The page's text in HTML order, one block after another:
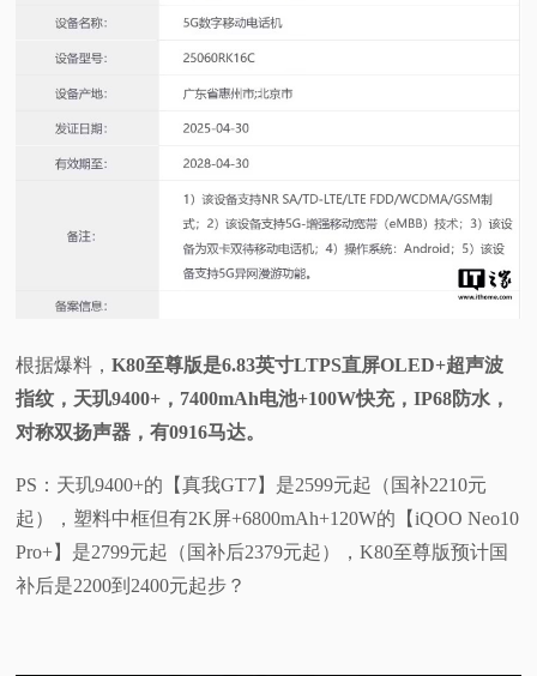
验
专
题
根据爆料，K80至尊版是6.83英寸LTPS直屏OLED+超声波
指纹，天玑9400+，7400mAh电池+100W快充，IP68防水，
对称双扬声器，有0916马达。
PS：天玑9400+的【真我GT7】是2599元起（国补2210元
起），塑料中框但有2K屏+6800mAh+120W的【iQOO Neo10
Pro+】是2799元起（国补后2379元起），K80至尊版预计国
补后是2200到2400元起步？